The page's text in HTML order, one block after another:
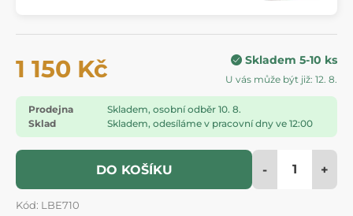
1 150 Kč Skladem 5-10 ks
U vás může být již: 12. 8.
Prodejna
Skladem, osobní odběr 10. 8.
Sklad
Skladem, odesíláme v pracovní dny ve 12:00
DO KOŠÍKU - +
Kód: LBE710